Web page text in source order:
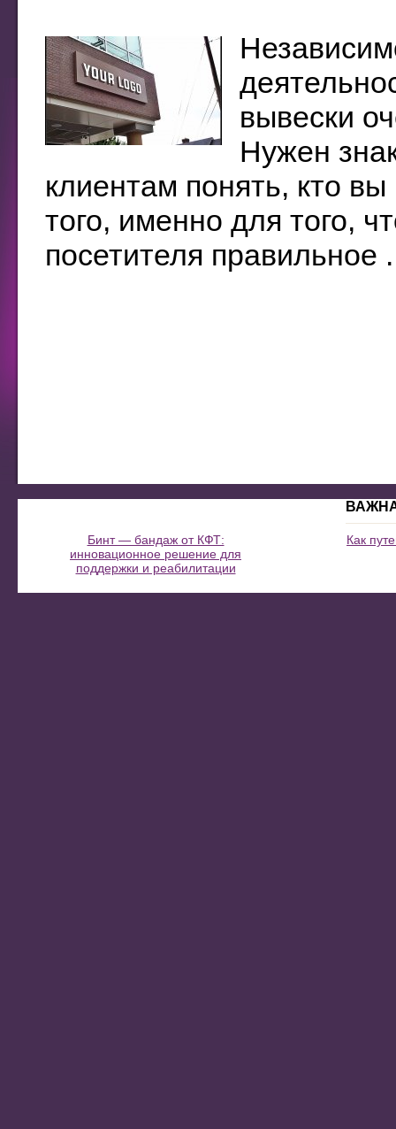
вывески
Нужен
клиентам понять, кто
того, именно для того,
посетителя правильное
Бинт — бандаж от КФТ:
инновационное решение для
поддержки и реабилитации
Как